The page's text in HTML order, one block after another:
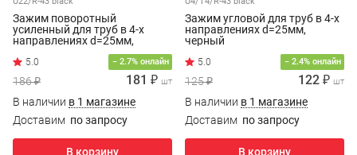
Зажим поворотный
усиленный для труб в 4-х
направлениях d=25мм,
− 2.7% онлайн
186 ₽ 181 ₽ шт
В наличии в 1 магазине
Доставим по запросу
В корзину
Зажим угловой для труб в 4-х
направлениях d=25мм,
черный
− 2.4% онлайн
125 ₽ 122 ₽ шт
В наличии в 1 магазине
Доставим по запросу
В корзину